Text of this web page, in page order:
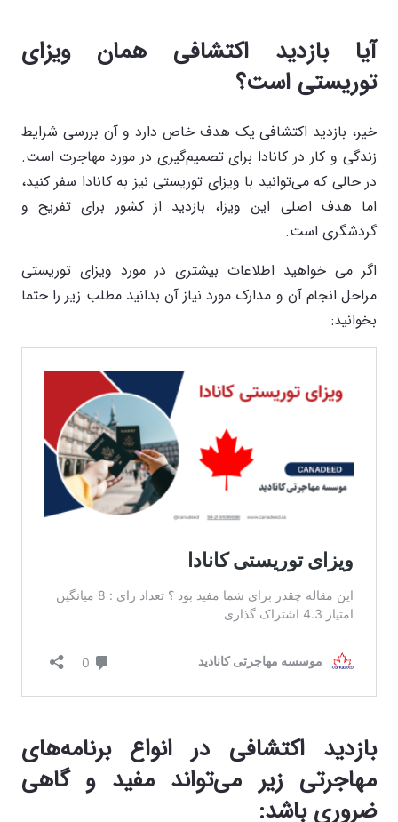
آیا بازدید اکتشافی همان ویزای
توریستی است؟
خیر، بازدید اکتشافی یک هدف خاص دارد و آن بررسی شرایط
زندگی و کار در کانادا برای تصمیم‌گیری در مورد مهاجرت است.
در حالی که می‌توانید با ویزای توریستی نیز به کانادا سفر کنید،
اما هدف اصلی این ویزا، بازدید از کشور برای تفریح و
گردشگری است.
اگر می خواهید اطلاعات بیشتری در مورد ویزای توریستی
مراحل انجام آن و مدارک مورد نیاز آن بدانید مطلب زیر را حتما
بخوانید:
بازدید اکتشافی در انواع برنامه‌های
مهاجرتی زیر می‌تواند مفید و گاهی
ضروری باشد: